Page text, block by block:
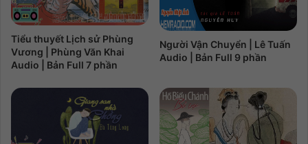
Tiểu thuyết Lịch sử Phùng
Vương | Phùng Văn Khai
Audio | Bản Full 7 phần
Người Vận Chuyển | Lê Tuấn
Audio | Bản Full 9 phần